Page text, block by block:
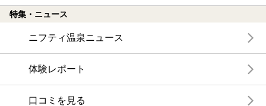
特集・ニュース
ニフティ温泉ニュース
体験レポート
口コミを見る